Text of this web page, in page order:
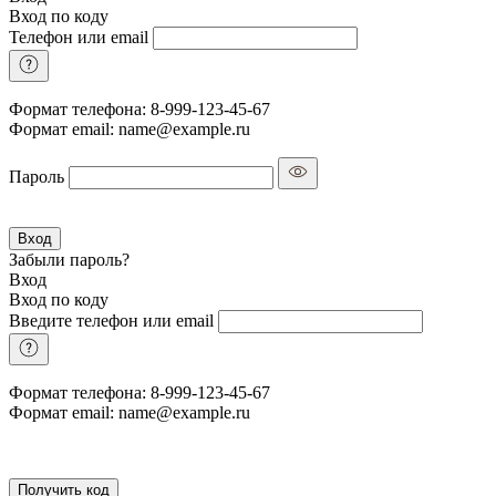
Вход по коду
Телефон или email
Формат телефона: 8-999-123-45-67
Формат email: name@example.ru
Пароль
Вход
Забыли пароль?
Вход
Вход по коду
Введите телефон или email
Формат телефона: 8-999-123-45-67
Формат email: name@example.ru
Получить код